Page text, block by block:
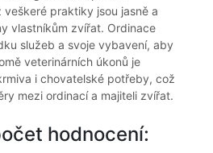
praktiky jsou jasně a
vlastníkům zvířat. Ordinace
služeb a svoje vybavení, aby
veterinárních úkonů je
i chovatelské potřeby, což
mezi ordinací a majiteli zvířat.
hodnocení: